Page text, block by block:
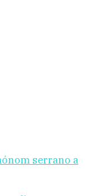
serrano a